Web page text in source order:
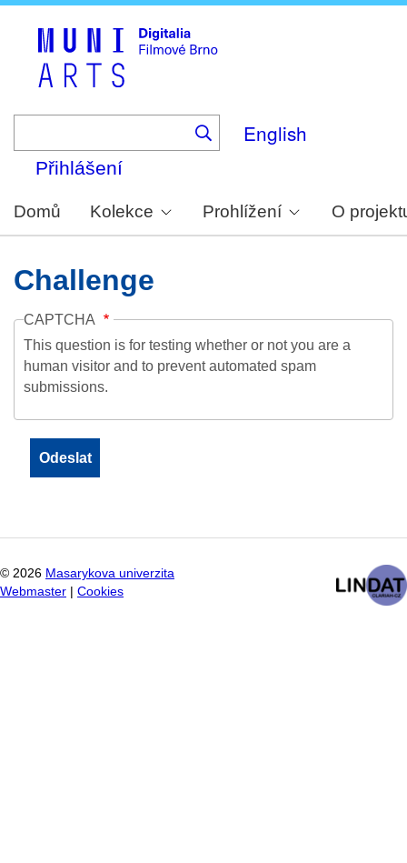
English
Přihlášení
Domů Kolekce Prohlížení O
Challenge
CAPTCHA
This question is for testing whether or not you are a
human visitor and to prevent automated spam
submissions.
© 2026 Masarykova univerzita
Webmaster
Cookies